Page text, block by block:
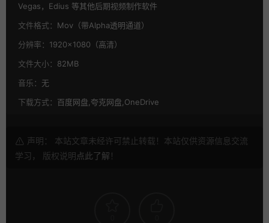
Vegas，Edius 等其他后期视频制作软件
文件格式： Mov（带Alpha透明通道）
分辨率： 1920×1080（高清）
文件大小： 82MB
音乐： 无
下载方式： 百度网盘,夸克网盘,OneDrive
声明： 本站文章未经许可禁止转载！本站仅供资源信息交流
学习， 版权说明点此了解 ！